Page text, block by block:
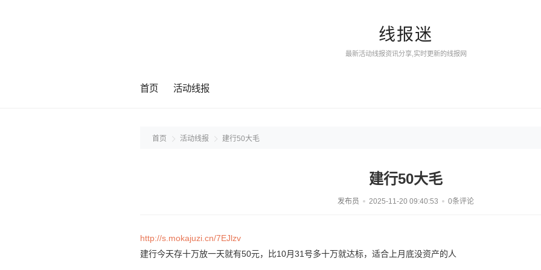
线报迷
最新活动线报资讯分享,实时更新的线报网
首页 活动线报
首页 活动线报 建行50大毛
建行50大毛
发布员 2025-11-20 09:40:53 0条评论
http://s.mokajuzi.cn/7EJlzv
建行今天存十万放一天就有50元，比10月31号多十万就达标，适合上月底没资产的人